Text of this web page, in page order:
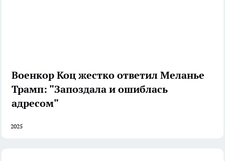
Военкор Коц жестко ответил Меланье
Трамп: "Запоздала и ошиблась
адресом"
2025